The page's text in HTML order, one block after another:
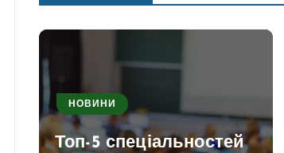
НОВИНИ
Топ-5 спеціальностей